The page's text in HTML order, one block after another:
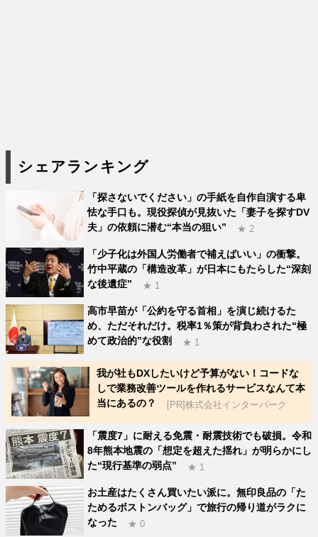
シェアランキング
「探さないでください」の手紙を自作自演する卑
怯な手口も。現役探偵が見抜いた「妻子を探すDV
夫」の依頼に潜む“本当の狙い”
★ 2
「少子化は外国人労働者で補えばいい」の衝撃。
竹中平蔵の「構造改革」が日本にもたらした“深刻
な後遺症”
★ 1
高市早苗が「公約を守る首相」を演じ続けるた
め、ただそれだけ。税率1％策が背負わされた“極
めて政治的”な役割
★ 1
我が社もDXしたいけど予算がない！コードな
しで業務改善ツールを作れるサービスなんて本
当にあるの？
[PR]株式会社インターパーク
「震度7」に耐える免震・耐震技術でも破損。令和
8年熊本地震の「想定を超えた揺れ」が明らかにし
た“現行基準の弱点”
★ 1
お土産はたくさん買いたい派に。無印良品の「た
ためるボストンバッグ」で旅行の帰り道がラクに
なった
★ 0